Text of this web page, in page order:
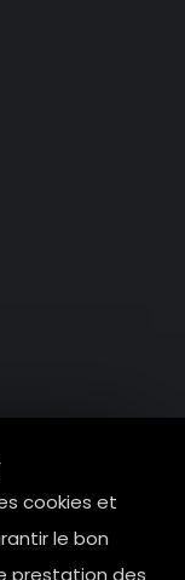
cookies et
le bon
prestation des